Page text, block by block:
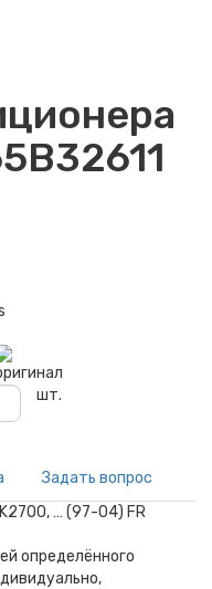
шт.
Задать вопрос
… (97-04) FR
определённого